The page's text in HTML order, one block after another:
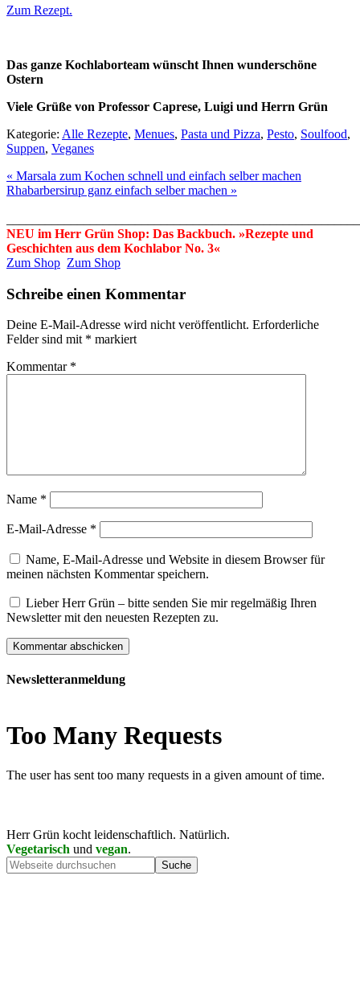
Zum Rezept.
Das ganze Kochlaborteam wünscht Ihnen wunderschöne
Ostern
Viele Grüße von Professor Caprese, Luigi und Herrn Grün
Kategorie: Alle Rezepte, Menues, Pasta und Pizza, Pesto, Soulfood,
Suppen, Veganes
« Marsala zum Kochen schnell und einfach selber machen
Rhabarbersirup ganz einfach selber machen »
NEU im Herr Grün Shop: Das Backbuch. »Rezepte und
Geschichten aus dem Kochlabor No. 3«
Zum Shop Zum Shop
Schreibe einen Kommentar
Deine E-Mail-Adresse wird nicht veröffentlicht. Erforderliche
Felder sind mit * markiert
Kommentar *
Name *
E-Mail-Adresse *
Name, E-Mail-Adresse und Website in diesem Browser für
meinen nächsten Kommentar speichern.
Lieber Herr Grün – bitte senden Sie mir regelmäßig Ihren
Newsletter mit den neuesten Rezepten zu.
Newsletteranmeldung
Herr Grün kocht leidenschaftlich. Natürlich.
Vegetarisch und vegan.